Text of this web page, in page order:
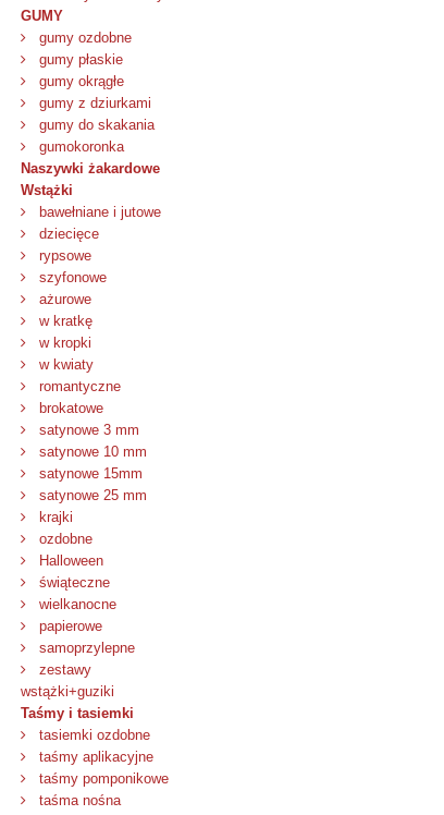
GUMY
gumy ozdobne
gumy płaskie
gumy okrągłe
gumy z dziurkami
gumy do skakania
gumokoronka
Naszywki żakardowe
Wstążki
bawełniane i jutowe
dziecięce
rypsowe
szyfonowe
ażurowe
w kratkę
w kropki
w kwiaty
romantyczne
brokatowe
satynowe 3 mm
satynowe 10 mm
satynowe 15mm
satynowe 25 mm
krajki
ozdobne
Halloween
świąteczne
wielkanocne
papierowe
samoprzylepne
zestawy
wstążki+guziki
Taśmy i tasiemki
tasiemki ozdobne
taśmy aplikacyjne
taśmy pomponikowe
taśma nośna